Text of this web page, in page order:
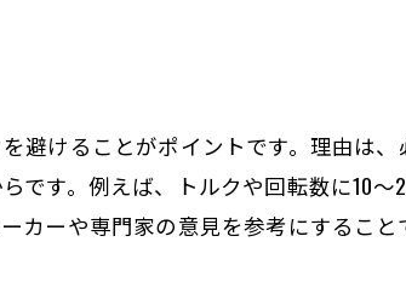
選び方のコツ
時の注目点
と特徴の見極め
び方の要点
避けることがポイントです。理由は
す。例えば、トルクや回転数に10〜
カーや専門家の意見を参考にするこ